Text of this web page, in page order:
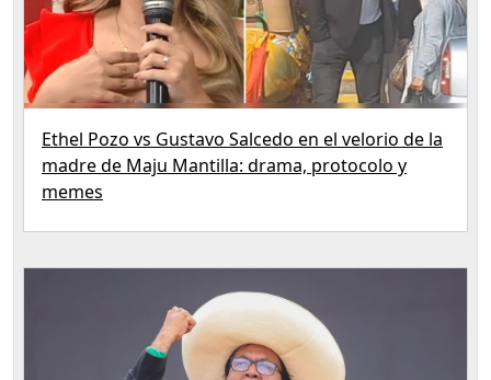
Ethel Pozo vs Gustavo Salcedo en el velorio de la
madre de Maju Mantilla: drama, protocolo y
memes